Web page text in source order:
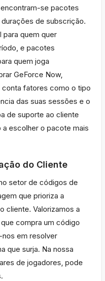
se pacotes
de subscrição.
para quem quer
e pacotes
quem joga
GeForce Now,
fatores como o tipo
das suas sessões e o
de suporte ao cliente
escolher o pacote mais
do Cliente
setor de códigos de
que prioriza a
cliente. Valorizamos a
compra um código
em resolver
que surja. Na nossa
de jogadores, pode